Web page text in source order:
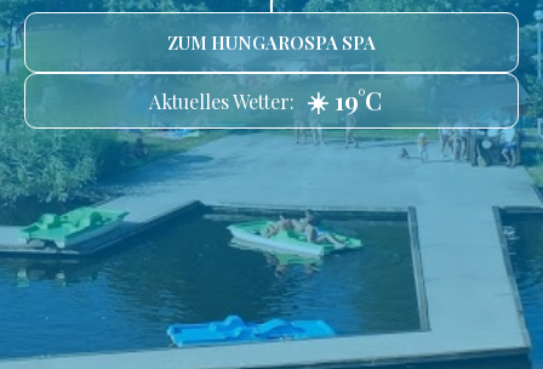
ZUM HUNGAROSPA SPA
Aktuelles Wetter: ☀️ 19°C